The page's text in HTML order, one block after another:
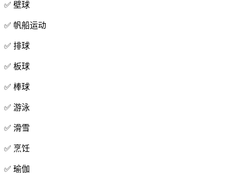
✅ 壁球
✅ 帆船运动
✅ 排球
✅ 板球
✅ 棒球
✅ 游泳
✅ 滑雪
✅ 烹饪
✅ 瑜伽